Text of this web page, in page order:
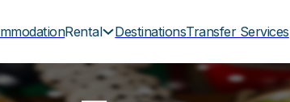
Rental DestinationsTransfer Services